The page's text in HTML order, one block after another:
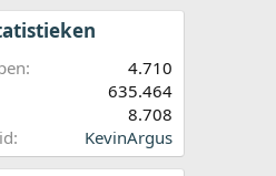
4.710
635.464
8.708
KevinArgus